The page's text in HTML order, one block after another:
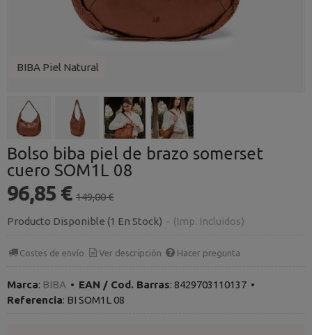
BIBA Piel Natural
Bolso biba piel de brazo somerset
cuero SOM1L 08
96,85 € 149,00 €
Producto Disponible (1 En Stock) - (Imp. Incluidos)
Costes de envío Ver descripción Hacer pregunta
Marca: BIBA • EAN / Cod. Barras: 8429703110137 •
Referencia: BI SOM1L 08